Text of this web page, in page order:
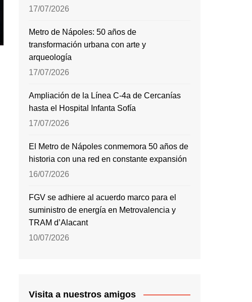
17/07/2026
Metro de Nápoles: 50 años de
transformación urbana con arte y
arqueología
17/07/2026
Ampliación de la Línea C-4a de Cercanías
hasta el Hospital Infanta Sofía
17/07/2026
El Metro de Nápoles conmemora 50 años de
historia con una red en constante expansión
16/07/2026
FGV se adhiere al acuerdo marco para el
suministro de energía en Metrovalencia y
TRAM d’Alacant
10/07/2026
Visita a nuestros amigos